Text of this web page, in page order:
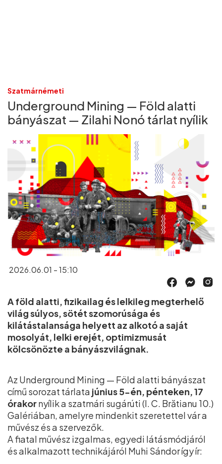
Szatmárnémeti
Underground Mining — Föld alatti
bányászat — Zilahi Nonó tárlat nyílik
2026.06.01 - 15:10
A föld alatti, fizikailag és lelkileg megterhelő
világ súlyos, sötét szomorúsága és
kilátástalansága helyett az alkotó a saját
mosolyát, lelki erejét, optimizmusát
kölcsönözte a bányászvilágnak.
Az Underground Mining — Föld alatti bányászat
című sorozat tárlata június 5-én, pénteken, 17
órakornyílik a szatmári sugárúti (I. C. Brătianu 10.)
Galériában, amelyre mindenkit szeretettel vár a
művész és a szervezők.
A fiatal művész izgalmas, egyedi látásmódjáról
és alkalmazott technikájáról Muhi Sándor így ír: